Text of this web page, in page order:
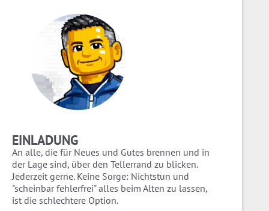
EINLADUNG
An alle, die für Neues und Gutes brennen und in
der Lage sind, über den Tellerrand zu blicken.
Jederzeit gerne. Keine Sorge: Nichtstun und
"scheinbar fehlerfrei" alles beim Alten zu lassen,
ist die schlechtere Option.